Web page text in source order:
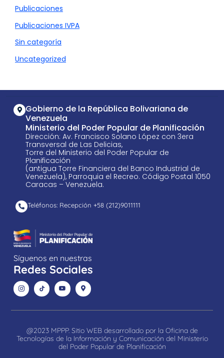
Publicaciones
Publicaciones IVPA
Sin categoría
Uncategorized
Gobierno de la República Bolivariana de
Venezuela
Ministerio del Poder Popular de Planificación
Dirección: Av. Francisco Solano López con 3era
Transversal de Las Delicias,
Torre del Ministerio del Poder Popular de
Planificación
(antigua Torre Financiera del Banco Industrial de
Venezuela), Parroquia el Recreo. Código Postal 1050
Caracas – Venezuela.
Teléfonos: Recepción +58 ​(212)9011111
Síguenos en nuestras
Redes Sociales
@2023 MPPP. Sitio WEB desarrollado por la Oficina de
Tecnologías de la Información y Comunicación del Ministerio
del Poder Popular de Planificación